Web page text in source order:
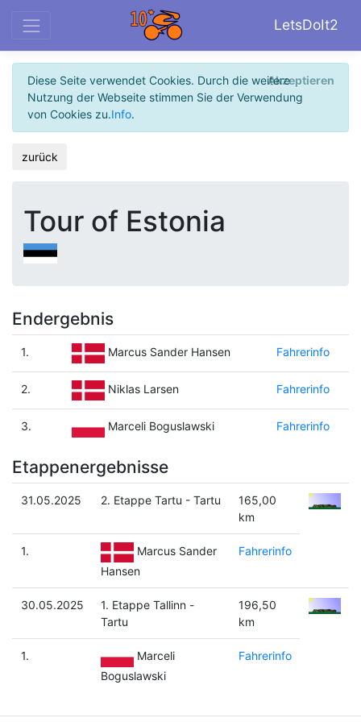
LetsDoIt2
Diese Seite verwendet Cookies. Durch die weitere
Nutzung der Webseite stimmen Sie der Verwendung
von Cookies zu.Info.
Akzeptieren
zurück
Tour of Estonia
Endergebnis
1. Marcus Sander Hansen Fahrerinfo
2. Niklas Larsen Fahrerinfo
3. Marceli Boguslawski Fahrerinfo
Etappenergebnisse
31.05.2025 2. Etappe Tartu - Tartu
165,00
km
1.
Marcus Sander
Hansen
Fahrerinfo
30.05.2025
1. Etappe Tallinn -
Tartu
196,50
km
1.
Marceli
Boguslawski
Fahrerinfo